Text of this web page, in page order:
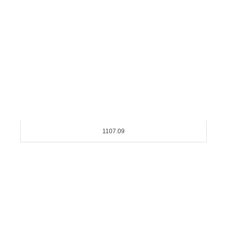
1107.09